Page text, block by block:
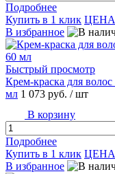
Подробнее
Купить в 1 клик
В избранное
Быстрый просмотр
Крем-краска для
мл 1 073 руб. / шт
В корзину
Подробнее
Купить в 1 клик
В избранное